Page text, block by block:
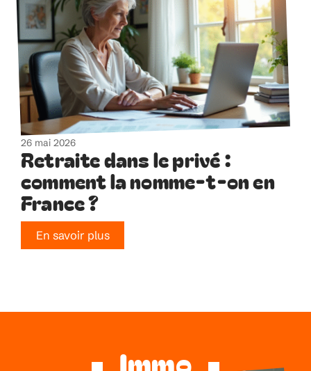
26 mai 2026
Retraite dans le privé :
comment la nomme-t-on en
France ?
En savoir plus
Immo